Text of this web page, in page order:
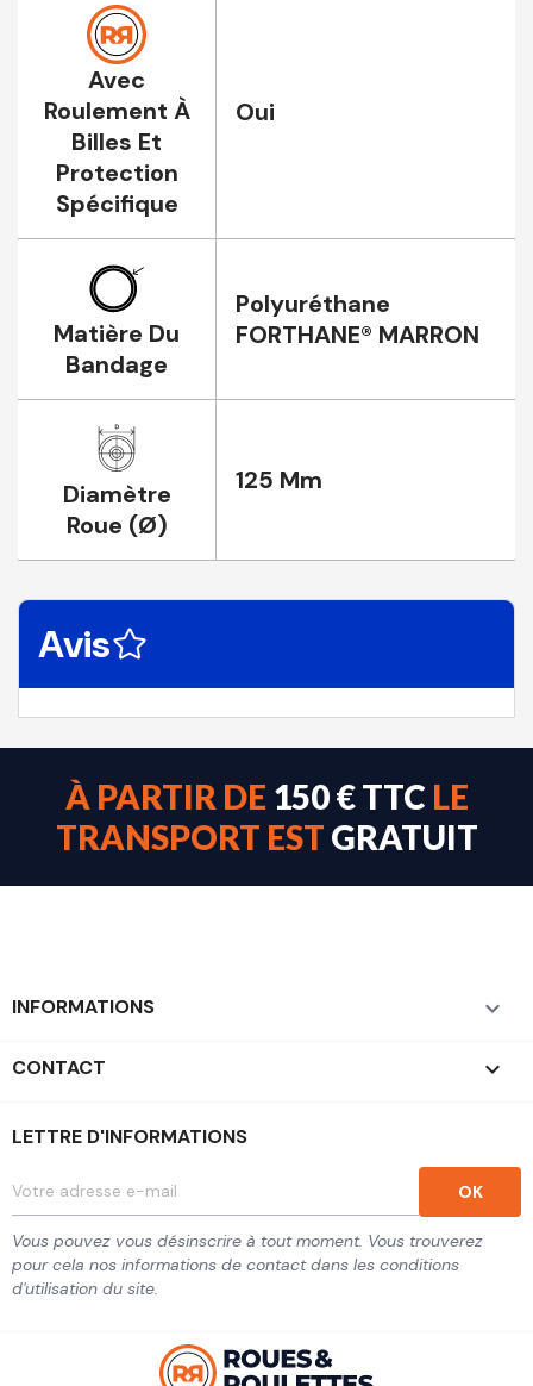
Avec
Roulement À
Billes Et
Protection
Spécifique
Oui
Matière Du
Bandage
Polyuréthane
FORTHANE® MARRON
Diamètre
Roue (Ø)
125 Mm
Avis
À PARTIR DE 150 € TTC LE
TRANSPORT EST GRATUIT
INFORMATIONS 
CONTACT keyboard_arrow_down
LETTRE D'INFORMATIONS
Vous pouvez vous désinscrire à tout moment. Vous trouverez
pour cela nos informations de contact dans les conditions
d'utilisation du site.